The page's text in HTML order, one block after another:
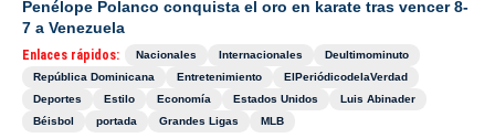
Penélope Polanco conquista el oro en karate tras vencer 8-
7 a Venezuela
Enlaces rápidos: Nacionales Internacionales
Deultimominuto
República Dominicana
Entretenimiento
ElPeriódicodelaVerdad
Deportes
Estilo Economía Estados Unidos
Luis Abinader
Béisbol
portada Grandes Ligas MLB